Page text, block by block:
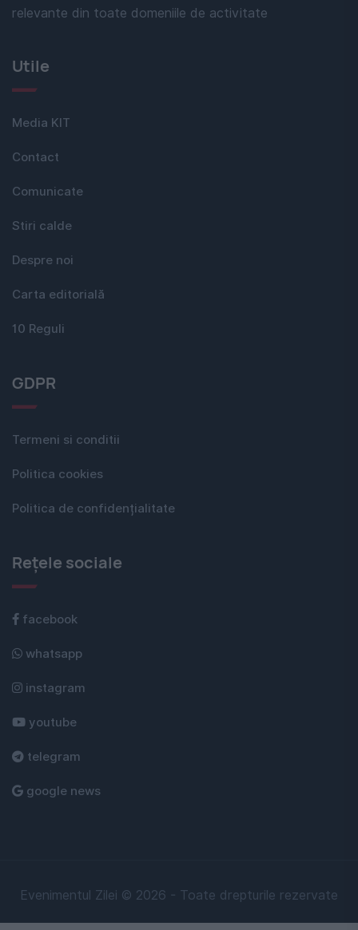
relevante din toate domeniile de activitate
Utile
Media KIT
Contact
Comunicate
Stiri calde
Despre noi
Carta editorială
10 Reguli
GDPR
Termeni si conditii
Politica cookies
Politica de confidențialitate
Rețele sociale
facebook
whatsapp
instagram
youtube
telegram
google news
Evenimentul Zilei © 2026 - Toate drepturile rezervate